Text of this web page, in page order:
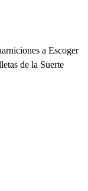
a Escoger
de la Suerte